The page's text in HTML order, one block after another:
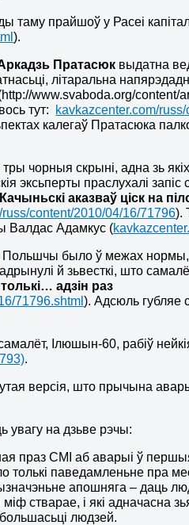
таму прайшоў у Расеі
).
Пратасюк выдатна
літаральна
www.svaboda.org/content/
тут: kavkazcenter.com/
калегаў Пратасюка
чорныя скрыні, адна зь
эксьперты праслухалі запіс
Качыньскі аказваў ціск на
content/2010/04/16/71796).
Валдас Адамкус (
Польшчы было ў межах нормы,
й зьвесткі, што
толькі… адзін раз
71796.shtml). Адсюль губляе
Ілюшын-60, рабіў
.
версія, што прычына
увагу на дзьве рэчы:
праз СМІ аб аварыі ў
толькі паведамленьне пра
апошняга – даць
стварае, і які адначасна
людзей.